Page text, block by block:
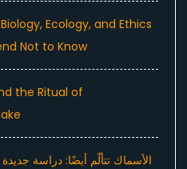
Ecology, and Ethics
Not to Know
the Ritual of
الأسماك تتألّم أيضًا: دراسة